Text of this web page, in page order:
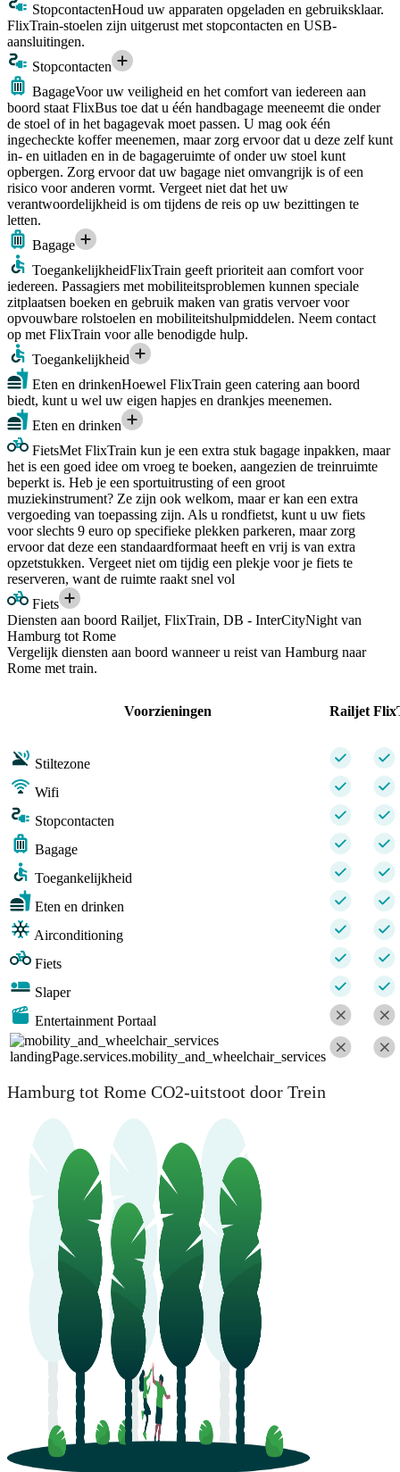
StopcontactenHoud uw apparaten opgeladen en gebruiksklaar.
FlixTrain-stoelen zijn uitgerust met stopcontacten en USB-
aansluitingen.
Stopcontacten
BagageVoor uw veiligheid en het comfort van iedereen aan
boord staat FlixBus toe dat u één handbagage meeneemt die onder
de stoel of in het bagagevak moet passen. U mag ook één
ingecheckte koffer meenemen, maar zorg ervoor dat u deze zelf kunt
in- en uitladen en in de bagageruimte of onder uw stoel kunt
opbergen. Zorg ervoor dat uw bagage niet omvangrijk is of een
risico voor anderen vormt. Vergeet niet dat het uw
verantwoordelijkheid is om tijdens de reis op uw bezittingen te
letten.
Bagage
ToegankelijkheidFlixTrain geeft prioriteit aan comfort voor
iedereen. Passagiers met mobiliteitsproblemen kunnen speciale
zitplaatsen boeken en gebruik maken van gratis vervoer voor
opvouwbare rolstoelen en mobiliteitshulpmiddelen. Neem contact
op met FlixTrain voor alle benodigde hulp.
Toegankelijkheid
Eten en drinkenHoewel FlixTrain geen catering aan boord
biedt, kunt u wel uw eigen hapjes en drankjes meenemen.
Eten en drinken
FietsMet FlixTrain kun je een extra stuk bagage inpakken, maar
het is een goed idee om vroeg te boeken, aangezien de treinruimte
beperkt is. Heb je een sportuitrusting of een groot
muziekinstrument? Ze zijn ook welkom, maar er kan een extra
vergoeding van toepassing zijn. Als u rondfietst, kunt u uw fiets
voor slechts 9 euro op specifieke plekken parkeren, maar zorg
ervoor dat deze een standaardformaat heeft en vrij is van extra
opzetstukken. Vergeet niet om tijdig een plekje voor je fiets te
reserveren, want de ruimte raakt snel vol
Fiets
Diensten aan boord Railjet, FlixTrain, DB - InterCityNight van
Hamburg tot Rome
Vergelijk diensten aan boord wanneer u reist van Hamburg naar
Rome met train.
Voorzieningen Railjet
Stiltezone
Wifi
Stopcontacten
Bagage
Toegankelijkheid
Eten en drinken
Airconditioning
Fiets
Slaper
Entertainment Portaal
landingPage.services.mobility_and_wheelchair_services
Hamburg tot Rome CO2-uitstoot door Trein